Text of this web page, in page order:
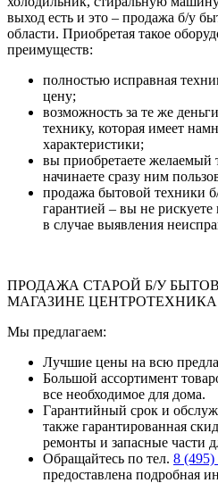
выход есть и это – продажа б/у
области. Приобретая такое
преимуществ:
полностью исправная
цену;
возможность за те же
технику, которая имеет
характеристики;
вы приобретаете желаемый
начинаете сразу ним
продажа бытовой техники
гарантией – вы не рискуете
в случае выявления
ПРОДАЖА СТАРОЙ Б/У
МАГАЗИНЕ ЦЕНТРОТЕХНИКА
Мы предлагаем:
Лучшие цены на всю
Большой ассортимент
все необходимое для дома.
Гарантийный срок и
также гарантированная
ремонты и запасные части
Обращайтесь по тел. 8 (495)
предоставлена подробная